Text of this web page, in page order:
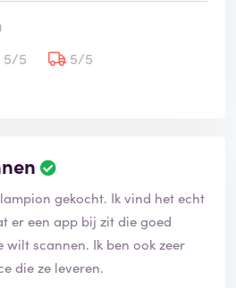
5/5
5/5
B
o
o
r
d
e
gekocht. Ik vind het echt
er een app bij zit die goed
wilt scannen. Ik ben ook zeer
die ze leveren.